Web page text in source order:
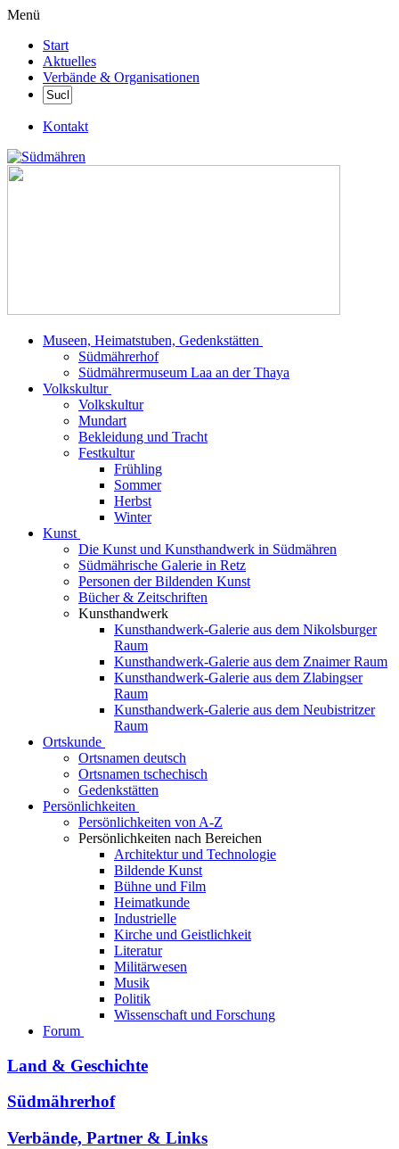
Menü
Start
Aktuelles
Verbände & Organisationen
Kontakt
Museen, Heimatstuben, Gedenkstätten
Südmährerhof
Südmährermuseum Laa an der Thaya
Volkskultur
Volkskultur
Mundart
Bekleidung und Tracht
Festkultur
Frühling
Sommer
Herbst
Winter
Kunst
Die Kunst und Kunsthandwerk in Südmähren
Südmährische Galerie in Retz
Personen der Bildenden Kunst
Bücher & Zeitschriften
Kunsthandwerk
Kunsthandwerk-Galerie aus dem Nikolsburger
Raum
Kunsthandwerk-Galerie aus dem Znaimer Raum
Kunsthandwerk-Galerie aus dem Zlabingser
Raum
Kunsthandwerk-Galerie aus dem Neubistritzer
Raum
Ortskunde
Ortsnamen deutsch
Ortsnamen tschechisch
Gedenkstätten
Persönlichkeiten
Persönlichkeiten von A-Z
Persönlichkeiten nach Bereichen
Architektur und Technologie
Bildende Kunst
Bühne und Film
Heimatkunde
Industrielle
Kirche und Geistlichkeit
Literatur
Militärwesen
Musik
Politik
Wissenschaft und Forschung
Forum
Land & Geschichte
Südmährerhof
Verbände, Partner & Links